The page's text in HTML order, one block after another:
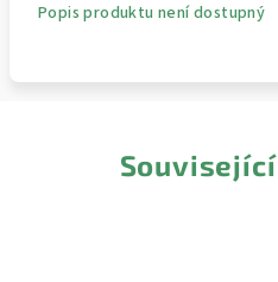
Popis produktu není dostupný